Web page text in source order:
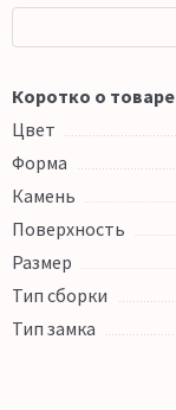
Коротко о товаре
Цвет
Форма
Камень
Поверхность
Размер
Тип сборки
Тип замка